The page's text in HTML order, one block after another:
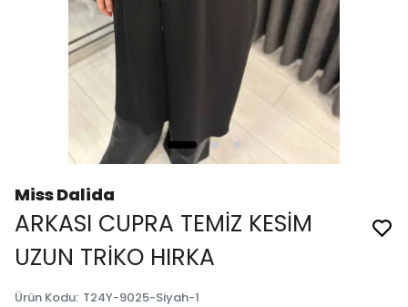
Miss Dalida
ARKASI CUPRA TEMİZ KESİM
UZUN TRİKO HIRKA
Ürün Kodu: T24Y-9025-Siyah-1